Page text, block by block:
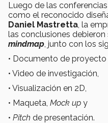
Luego de las
como el reconocido
Daniel Mastretta, la
las conclusiones
mindmap, junto con los
• Documento de
• Video de investigación,
• Visualización en 2D,
• Maqueta, Mock up y
• Pitch de presentación.